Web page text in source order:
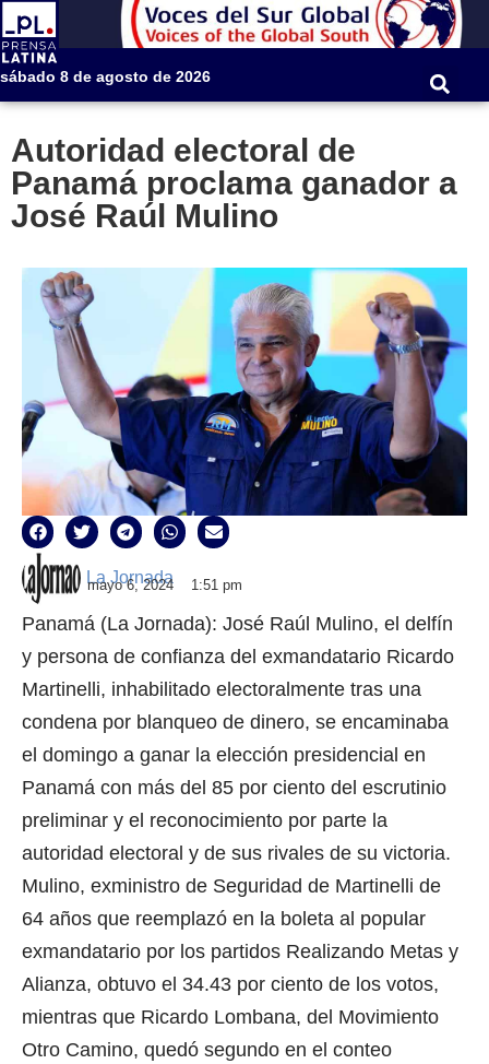
sábado 8 de agosto de 2026
Autoridad electoral de
Panamá proclama ganador a
José Raúl Mulino
La Jornada
mayo 6, 2024 1:51 pm
Panamá (La Jornada): José Raúl Mulino, el delfín
y persona de confianza del exmandatario Ricardo
Martinelli, inhabilitado electoralmente tras una
condena por blanqueo de dinero, se encaminaba
el domingo a ganar la elección presidencial en
Panamá con más del 85 por ciento del escrutinio
preliminar y el reconocimiento por parte la
autoridad electoral y de sus rivales de su victoria.
Mulino, exministro de Seguridad de Martinelli de
64 años que reemplazó en la boleta al popular
exmandatario por los partidos Realizando Metas y
Alianza, obtuvo el 34.43 por ciento de los votos,
mientras que Ricardo Lombana, del Movimiento
Otro Camino, quedó segundo en el conteo